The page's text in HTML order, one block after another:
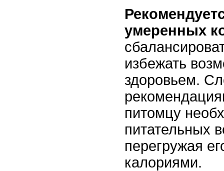
умеренных
избежать
здоровьем.
питомцу
питательных
перегружая
калориями.